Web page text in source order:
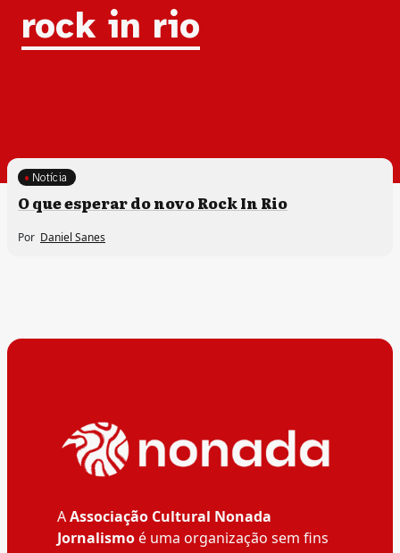
Tag:
rock in rio
Notícia
O que esperar do novo Rock In Rio
Por Daniel Sanes
AAssociação Cultural Nonada
Jornalismoé uma organização sem fins